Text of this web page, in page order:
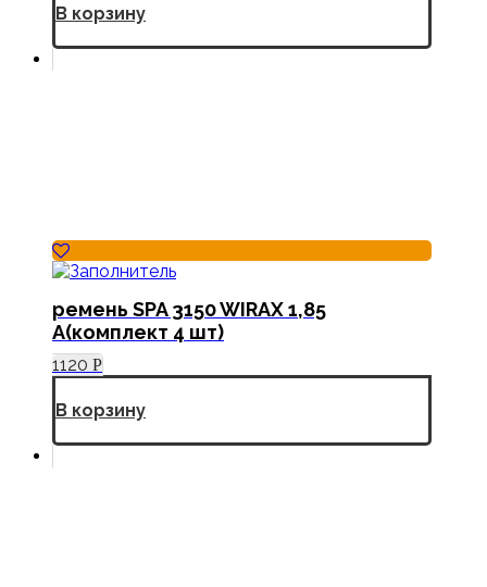
В корзину
ремень SPA 3150 WIRAX 1,85
А(комплект 4 шт)
1120 Р
В корзину